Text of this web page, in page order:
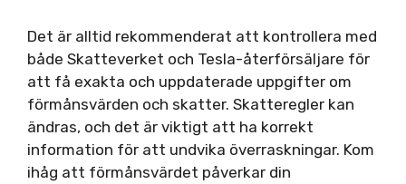
Det är alltid rekommenderat att kontrollera med
både Skatteverket och Tesla-återförsäljare för
att få exakta och uppdaterade uppgifter om
förmånsvärden och skatter. Skatteregler kan
ändras, och det är viktigt att ha korrekt
information för att undvika överraskningar. Kom
ihåg att förmånsvärdet påverkar din